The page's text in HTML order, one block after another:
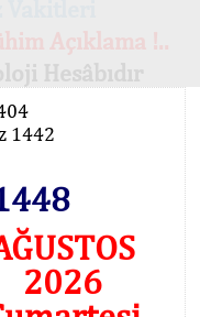
1442
2026